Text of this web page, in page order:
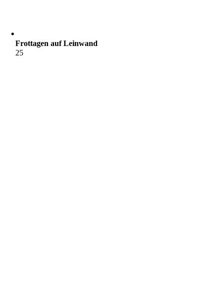
Frottagen auf Leinwand
25